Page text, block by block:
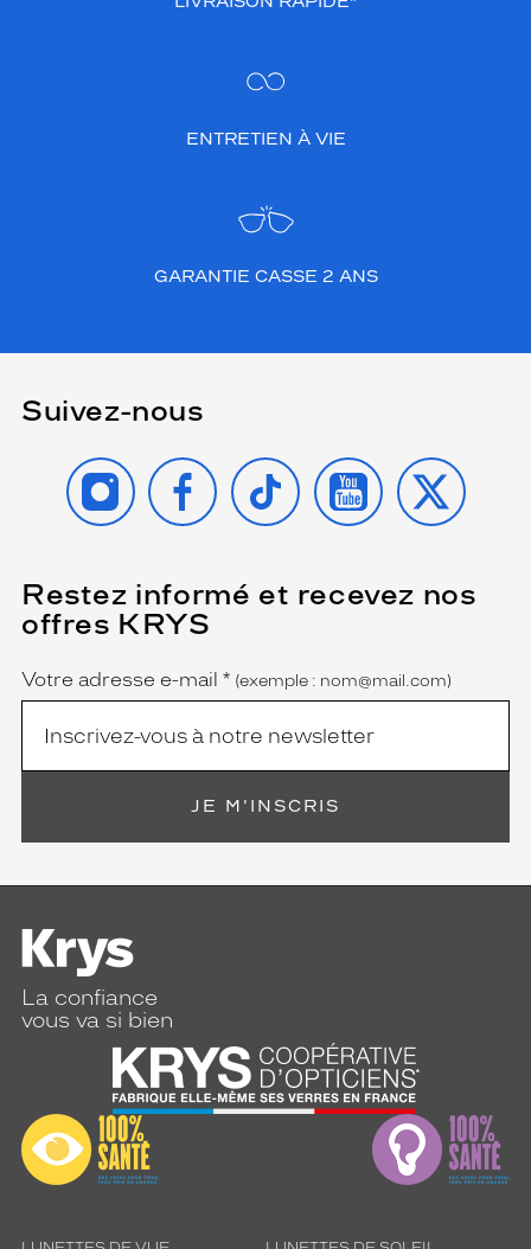
ENTRETIEN À VIE
GARANTIE CASSE 2 ANS
Suivez-nous
INSTAGRAMFACEBOOK
TIKTOK YOUTUBE
X
Restez informé et recevez nos
offres KRYS
Name
Votre adresse e-mail *
(Ce
champ
est
obligatoire)
(exemple : nom@mail.com)
JE M'INSCRIS
La confiance
vous va si bien